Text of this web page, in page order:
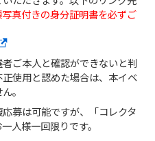
真付きの身分証明書を必ずご
ご本人と確認ができないと判
使用と認めた場合は、本イベ
。
募は可能ですが、「コレクタ
人様一回限りです。